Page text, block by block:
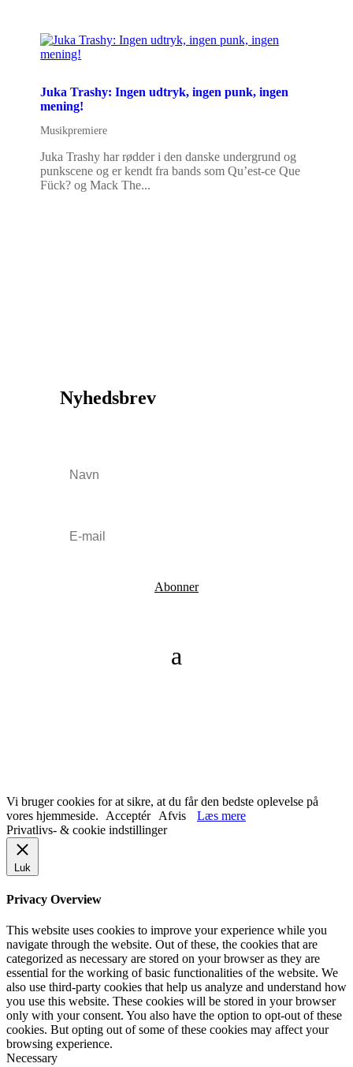
Juka Trashy: Ingen udtryk, ingen punk, ingen
mening!
Musikpremiere
Juka Trashy har rødder i den danske undergrund og
punkscene og er kendt fra bands som Qu’est-ce Que
Fück? og Mack The...
Nyhedsbrev
Abonner
Vi bruger cookies for at sikre, at du får den bedste oplevelse på
vores hjemmeside.
Acceptér Afvis
Læs mere
Privatlivs- & cookie indstillinger
Luk
Privacy Overview
This website uses cookies to improve your experience while you
navigate through the website. Out of these, the cookies that are
categorized as necessary are stored on your browser as they are
essential for the working of basic functionalities of the website. We
also use third-party cookies that help us analyze and understand how
you use this website. These cookies will be stored in your browser
only with your consent. You also have the option to opt-out of these
cookies. But opting out of some of these cookies may affect your
browsing experience.
Necessary